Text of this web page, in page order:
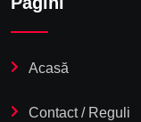
Acasă
Contact / Reguli